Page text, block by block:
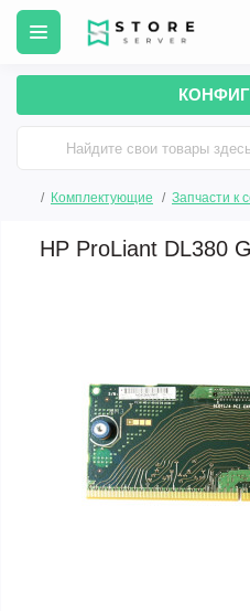
Комплектующие Запчасти к
HP ProLiant DL380